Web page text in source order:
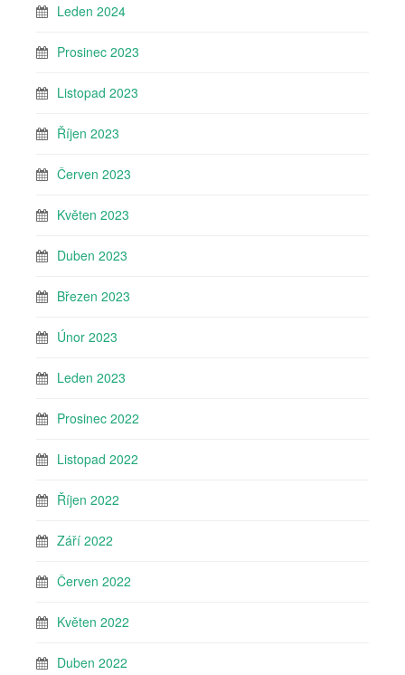
Leden 2024
Prosinec 2023
Listopad 2023
Říjen 2023
Červen 2023
Květen 2023
Duben 2023
Březen 2023
Únor 2023
Leden 2023
Prosinec 2022
Listopad 2022
Říjen 2022
Září 2022
Červen 2022
Květen 2022
Duben 2022